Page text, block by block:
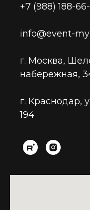
+7 (988) 188-
info@event-
г. Москва,
набережная,
г. Краснодар,
194